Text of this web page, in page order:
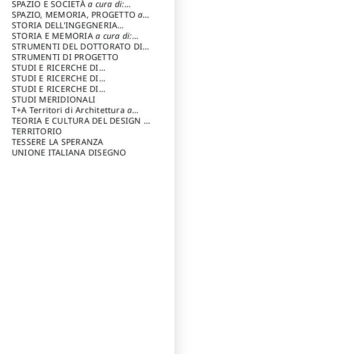
di: Iannizzi Salvatore
SPAZIO E SOCIETÀa cura di:
Cassetti Roberto
SPAZIO, MEMORIA, PROGETTOa
cura di: Rossi Massimo
STORIA DELL'INGEGNERIA
STRUTTURALE IN ITALIAa cura di:
Poretti Sergio
STORIA E MEMORIAa cura di:
Rossi Lauro
STRUMENTI DEL DOTTORATO DI
RICERCA IN RILIEVO E
RAPPRESENTAZIONE
DELL’ARCHITETTURA E
DELL’AMBIENTEa cura di: Migliari
Riccardo
STRUMENTI DI PROGETTO
STUDI E RICERCHE DI
ARCHEOLOGIA IN SICILIA
di: Pelagatti Paola
STUDI E RICERCHE DI
ARCHITETTURA del Dipartimento
di Architettura Università degli
Studi G. d' Annunzio
STUDI E RICERCHE DI
ARCHITETTURA del Dipartimento
di Architettura Università degli
Studi G. d' Annunzio, Chieti-
Pescaraa cura di: Fusero Paolo
STUDI MERIDIONALI
T+A Territori di Architetturaa
cura di: Ramazzotti Luigi
TEORIA E CULTURA DEL DESIGN a
cura di: Furlanis Giuseppe
TERRITORIO
TESSERE LA SPERANZA
UNIONE ITALIANA DISEGNO